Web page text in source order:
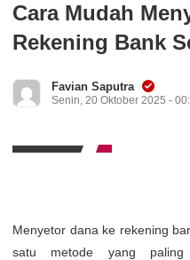
Cara Mudah
Rekening Bank
Favian Saputra
Senin, 20 Oktober 2025 -
Menyetor dana ke rekening
satu metode yang